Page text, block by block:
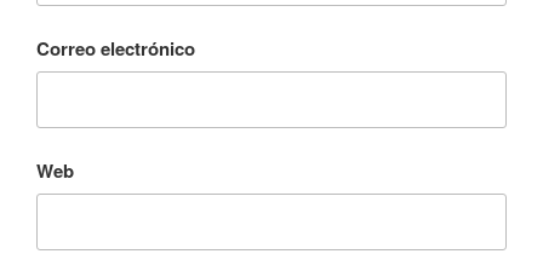
Correo electrónico
Web